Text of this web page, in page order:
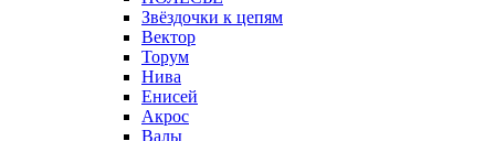
Звёздочки к цепям
Вектор
Торум
Нива
Енисей
Акрос
Валы